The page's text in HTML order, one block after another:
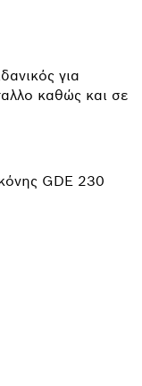
για
καθώς και σε
GDE 230